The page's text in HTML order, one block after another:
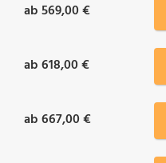
ab 569,00 €
ab 618,00 €
ab 667,00 €